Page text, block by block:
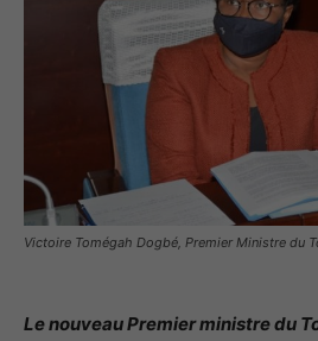
Victoire Tomégah Dogbé, Premier Ministre du
Le nouveau Premier ministre du